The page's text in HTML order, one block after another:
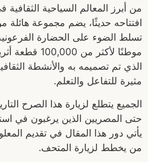
من أبرز المعالم السياحية
افتتاحه حديثًا، يضم مجموعة هائلة
تسلط الضوء على الحضارة
موطنًا لأكثر
الذي تم تصميمه به والأنشطة
مثيرة للتفاعل والتعلم.
الجميع يتطلع لزيارة هذا الصرح
حتى المصريين الذين يرغبون في
يأتي دور هذا المقال في تقديم
من يخطط لزيارة المتحف.